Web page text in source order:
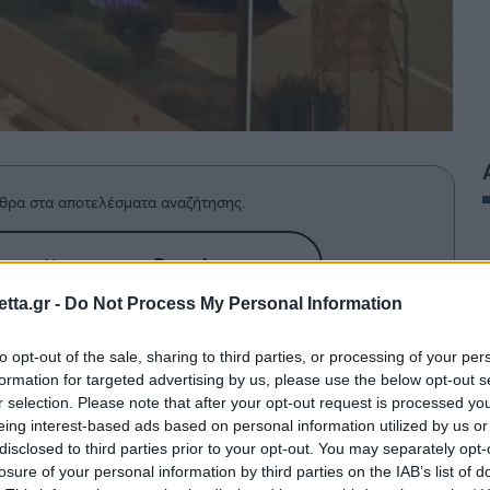
- Do Not Process My Personal Information
opt-out of the sale, sharing to third parties, or processing of your
for targeted advertising by us, please use the below opt-out
selection. Please note that after your opt-out request is processed
interest-based ads based on personal information utilized by us
to third parties prior to your opt-out. You may separately
of your personal information by third parties on the IAB’s list of
στα αποτελέσματα αναζήτησης.
στην Google
νομοθεσίας σχετικά με τα
ταχύτητα.
ατυχήματα που οφείλονται στην υπερβολή